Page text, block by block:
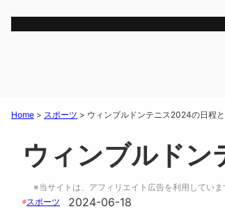
Home > スポーツ > ウィンブルドンテニス2024の日程
ウィンブルド
※当サイトは、アフィリエイト広告を利用していま
#スポーツ 2024-06-18